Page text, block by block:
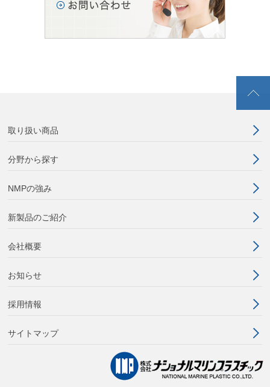
取り扱い商品
分野から探す
NMPの強み
新製品のご紹介
会社概要
お知らせ
採用情報
サイトマップ